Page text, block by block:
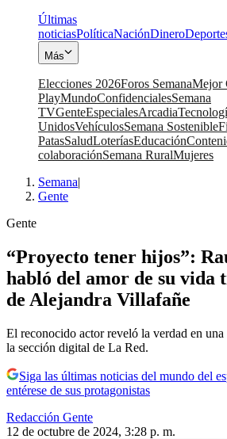
Últimas
noticiasPolíticaNaciónDinero
Más
Elecciones 2026Foros SemanaMejor
PlayMundoConfidencialesSemana
TVGenteEspecialesArcadia
UnidosVehículosSemana Sostenible
PatasSaludLoteríasEducación
colaboraciónSemana RuralMujeres
Semana|
Gente
Gente
“Proyecto tener hijos”:
habló del amor de su vida
de Alejandra Villafañe
El reconocido actor reveló la verdad en una
la sección digital de La Red.
Siga las últimas noticias del mundo del
entérese de sus protagonistas
Redacción Gente
12 de octubre de 2024, 3:28 p. m.